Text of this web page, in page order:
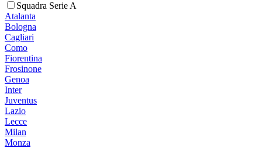
Squadra Serie A
Atalanta
Bologna
Cagliari
Como
Fiorentina
Frosinone
Genoa
Inter
Juventus
Lazio
Lecce
Milan
Monza